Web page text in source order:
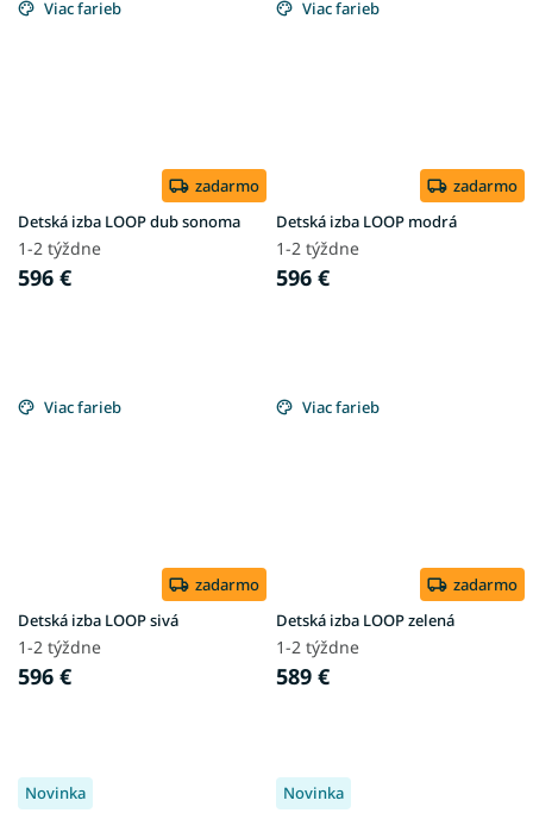
Viac farieb
zadarmo
Detská izba LOOP dub sonoma
1-2 týždne
596 €
Viac farieb
zadarmo
Detská izba LOOP modrá
1-2 týždne
596 €
Viac farieb
zadarmo
Detská izba LOOP sivá
1-2 týždne
596 €
Viac farieb
zadarmo
Detská izba LOOP zelená
1-2 týždne
589 €
Novinka Novinka